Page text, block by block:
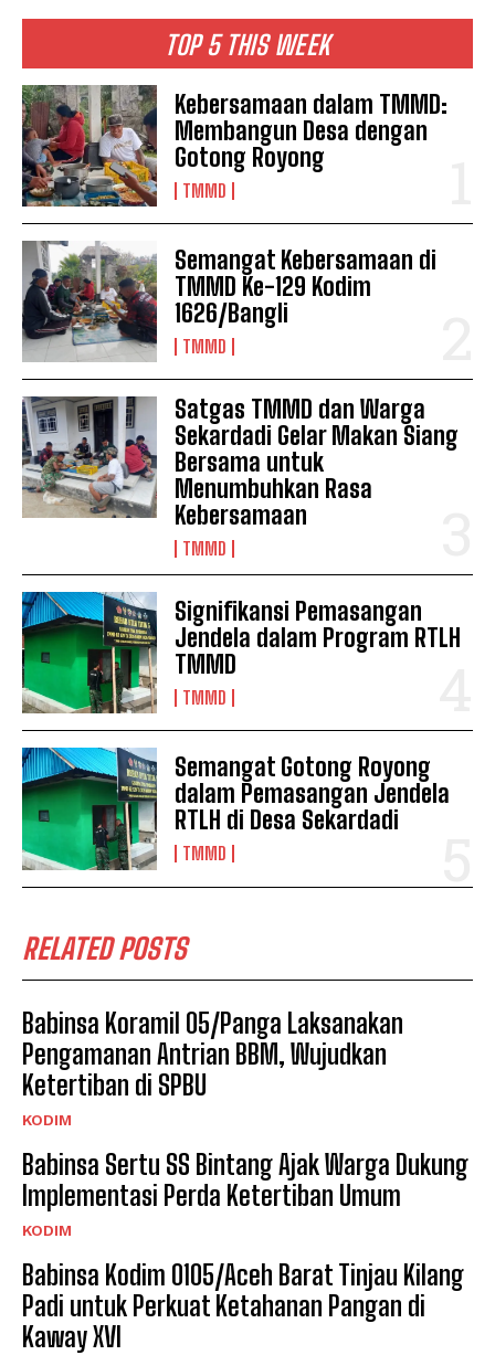
TOP 5 THIS WEEK
Kebersamaan dalam TMMD:
Membangun Desa dengan
Gotong Royong
TMMD
Semangat Kebersamaan di
TMMD Ke-129 Kodim
1626/Bangli
TMMD
Satgas TMMD dan Warga
Sekardadi Gelar Makan Siang
Bersama untuk
Menumbuhkan Rasa
Kebersamaan
TMMD
Signifikansi Pemasangan
Jendela dalam Program RTLH
TMMD
TMMD
Semangat Gotong Royong
dalam Pemasangan Jendela
RTLH di Desa Sekardadi
TMMD
RELATED POSTS
Babinsa Koramil 05/Panga Laksanakan
Pengamanan Antrian BBM, Wujudkan
Ketertiban di SPBU
KODIM
Babinsa Sertu SS Bintang Ajak Warga Dukung
Implementasi Perda Ketertiban Umum
KODIM
Babinsa Kodim 0105/Aceh Barat Tinjau Kilang
Padi untuk Perkuat Ketahanan Pangan di
Kaway XVI